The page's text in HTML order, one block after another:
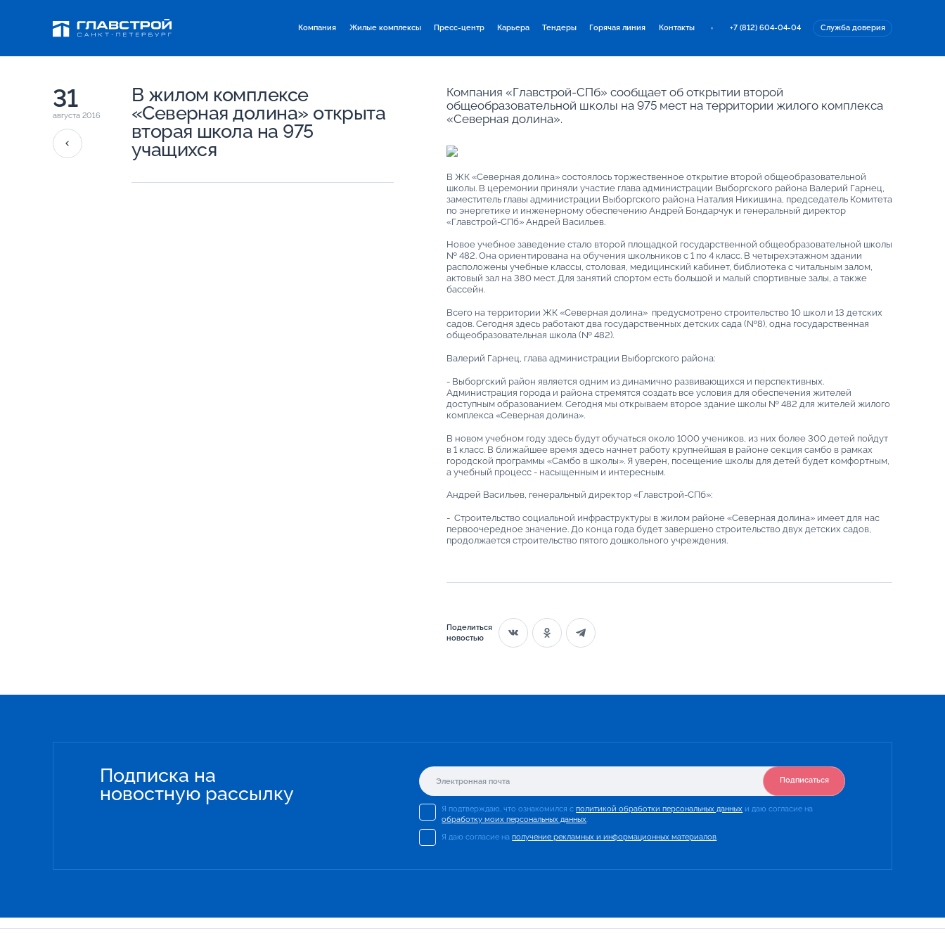
Компания Жилые комплексы Пресс-центр Карьера Тендеры Горячая линия Контакты +7 (812) 604-04-04 Служба доверия
31
августа 2016
В жилом комплексе
«Северная долина» открыта
вторая школа на 975
учащихся
Компания «Главстрой-СПб» сообщает об открытии второй
общеобразовательной школы на 975 мест на территории жилого комплекса
«Северная долина».
В ЖК «Северная долина» состоялось торжественное открытие второй общеобразовательной
школы. В церемонии приняли участие глава администрации Выборгского района Валерий Гарнец,
заместитель главы администрации Выборгского района Наталия Никишина, председатель Комитета
по энергетике и инженерному обеспечению Андрей Бондарчук и генеральный директор
«Главстрой-СПб» Андрей Васильев.
Новое учебное заведение стало второй площадкой государственной общеобразовательной школы
№ 482. Она ориентирована на обучения школьников с 1 по 4 класс. В четырехэтажном здании
расположены учебные классы, столовая, медицинский кабинет, библиотека с читальным залом,
актовый зал на 380 мест. Для занятий спортом есть большой и малый спортивные залы, а также
бассейн.
Всего на территории ЖК «Северная долина» предусмотрено строительство 10 школ и 13 детских
садов. Сегодня здесь работают два государственных детских сада (№8), одна государственная
общеобразовательная школа (№ 482).
Валерий Гарнец, глава администрации Выборгского района:
- Выборгский район является одним из динамично развивающихся и перспективных.
Администрация города и района стремятся создать все условия для обеспечения жителей
доступным образованием. Сегодня мы открываем второе здание школы № 482 для жителей жилого
комплекса «Северная долина».
В новом учебном году здесь будут обучаться около 1000 учеников, из них более 300 детей пойдут
в 1 класс. В ближайшее время здесь начнет работу крупнейшая в районе секция самбо в рамках
городской программы «Самбо в школы». Я уверен, посещение школы для детей будет комфортным,
а учебный процесс - насыщенным и интересным.
Андрей Васильев, генеральный директор «Главстрой-СПб»:
- Строительство социальной инфраструктуры в жилом районе «Северная долина» имеет для нас
первоочередное значение. До конца года будет завершено строительство двух детских садов,
продолжается строительство пятого дошкольного учреждения.
Поделиться
новостью
Подписка на
новостную рассылку
Подписаться
Я подтверждаю, что ознакомился сполитикой обработки персональных данных и даю согласие на
обработку моих персональных данных.
Я даю согласие наполучение рекламных и информационных материалов.